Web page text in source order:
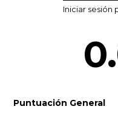
Puntuación General